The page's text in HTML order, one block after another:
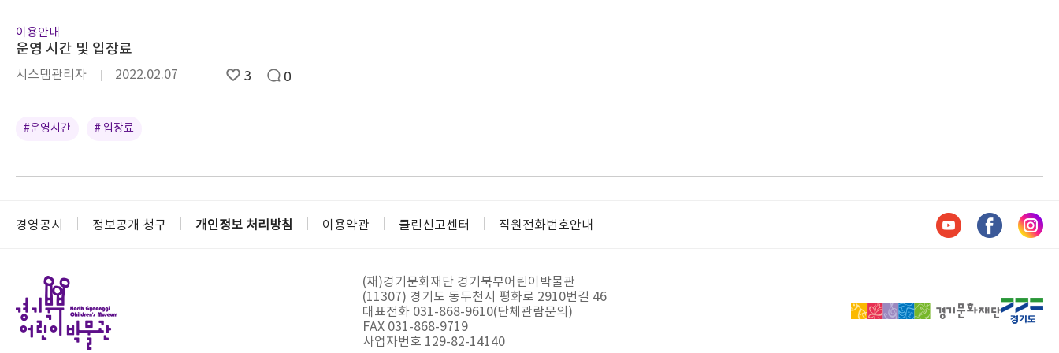
이용안내
운영 시간 및 입장료
시스템관리자 2022.02.07 3 0
#운영시간 # 입장료
경영공시 정보공개 청구 개인정보 처리방침 이용약관 클린신고센터 직원전화번호안내
(재)경기문화재단 경기북부어린이박물관
(11307) 경기도 동두천시 평화로 2910번길 46
대표전화 031-868-9610(단체관람문의)
FAX 031-868-9719
사업자번호 129-82-14140